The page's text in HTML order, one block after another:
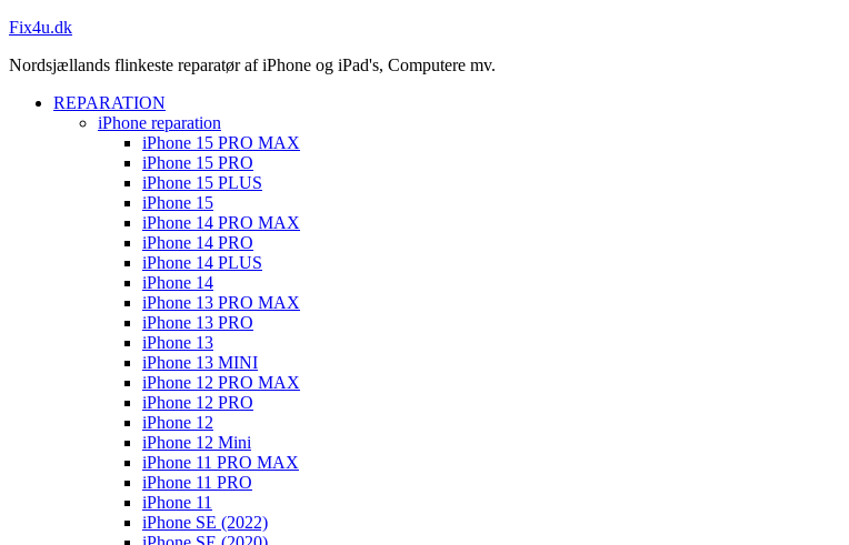
Fix4u.dk
Nordsjællands flinkeste reparatør af iPhone og iPad's, Computere mv.
REPARATION
iPhone reparation
iPhone 15 PRO MAX
iPhone 15 PRO
iPhone 15 PLUS
iPhone 15
iPhone 14 PRO MAX
iPhone 14 PRO
iPhone 14 PLUS
iPhone 14
iPhone 13 PRO MAX
iPhone 13 PRO
iPhone 13
iPhone 13 MINI
iPhone 12 PRO MAX
iPhone 12 PRO
iPhone 12
iPhone 12 Mini
iPhone 11 PRO MAX
iPhone 11 PRO
iPhone 11
iPhone SE (2022)